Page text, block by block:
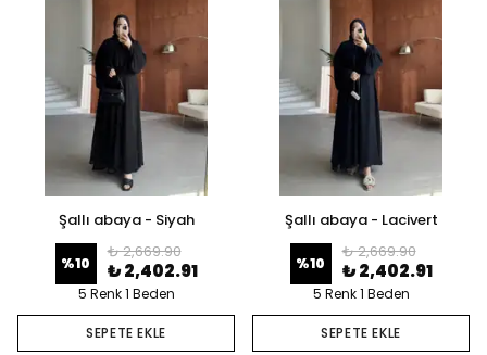
Şallı abaya - Siyah
%10
₺ 2,669.90
₺ 2,402.91
5 Renk 1 Beden
SEPETE EKLE
Şallı abaya - Lacivert
%10
₺ 2,669.90
₺ 2,402.91
5 Renk 1 Beden
SEPETE EKLE